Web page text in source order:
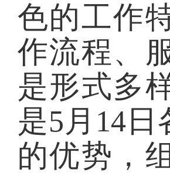
色的工作
作流程、
是形式多
是5月 14 日
的优势 ，